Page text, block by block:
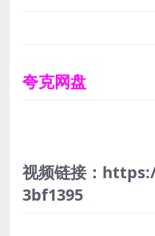
夸克网盘
视频链接：
3bf1395